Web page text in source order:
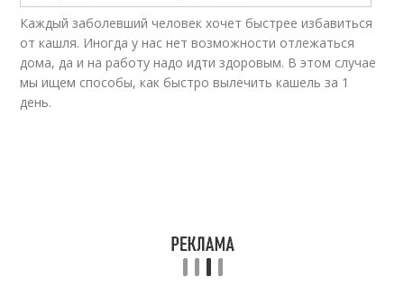
Средства для
Средство от грибка
Каждый заболевший человек хочет быстрее избавиться
от кашля. Иногда у нас нет возможности отлежаться
дома, да и на работу надо идти здоровым. В этом случае
мы ищем способы, как быстро вылечить кашель за 1
день.